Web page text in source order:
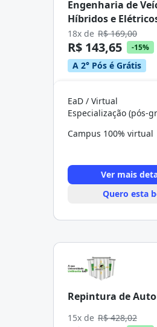
Engenharia de
Híbridos e
18x de R$ 169,00
R$ 143,65 -15%
A 2° Pós é Grátis
EaD / Virtual
Campus 100% virtual
Ver mais
Quero esta
Repintura de
15x de R$ 428,02